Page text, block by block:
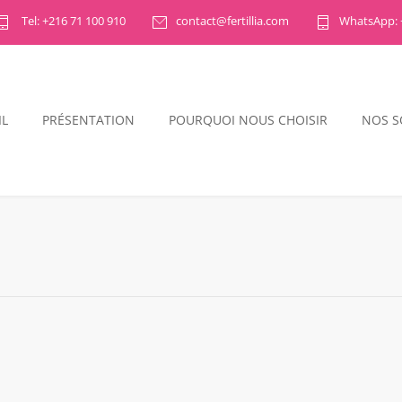
Tel: +216 71 100 910 contact@fertillia.com WhatsApp:
PRÉSENTATION POURQUOI NOUS CHOISIR NOS